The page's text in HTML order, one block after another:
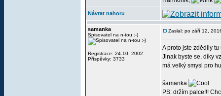
Návrat nahoru
samanka
Spisovatel na n-tou :-)
Registrace: 24.10. 2002
Příspěvky: 3733
Zaslal: po září 12,
A proto jste zdědily
Jinak byste se, díky
má velký smysl pro
šamanka
PS: držím palce!!!